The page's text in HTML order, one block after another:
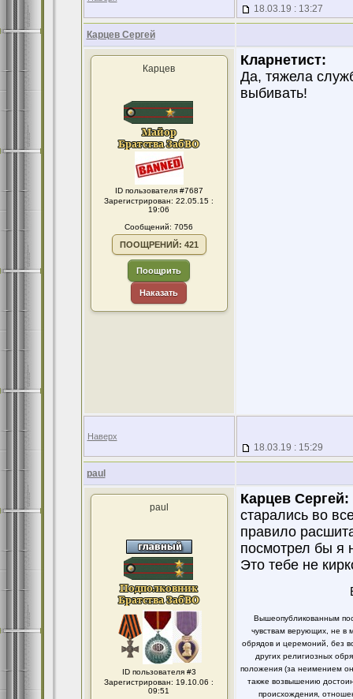
18.03.19 : 13:27
Карцев Сергей
Карцев
ID пользователя #7687
Зарегистрирован: 22.05.15 :
19:06
Сообщений: 7056
ПООЩРЕНИЙ: 421
Поощрить
Наказать
Кларнетист:
Да, тяжела
выбивать!
Наверх
18.03.19 : 15:29
paul
paul
ID пользователя #3
Зарегистрирован: 19.10.06 :
09:51
Карцев Сергей:
старались во
правило
посмотрел бы я
Это тебе не
Вышеопубликованным
чувствам верующих, не в
обрядов и церемоний, без
других религиозных
положения (за неимением
также возвышению
происхождения,